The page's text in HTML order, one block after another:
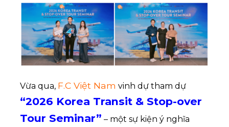
Vừa qua, F.C Việt Nam vinh dự tham dự
“2026 Korea Transit & Stop-over
Tour Seminar” – một sự kiện ý nghĩa